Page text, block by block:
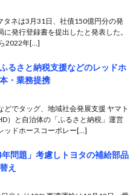
タネは3月31日、社債150億円分の発
発行登録書を提出したと発表した。
2022年[…]
るさと納税支援などのレッドホ
・業務提携
どでタッグ、地域社会発展支援 ヤマト
）と自治体の「ふるさと納税」運営
ッドホースコーポレー[…]
問題」考慮しトヨタの補給部品
え